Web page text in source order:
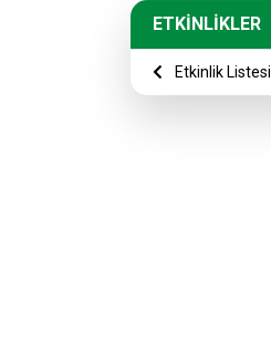
ETKİNLİKLER
Etkinlik Listesi